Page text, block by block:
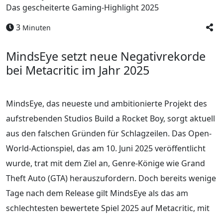
3 Minuten
MindsEye setzt neue Negativrekorde
bei Metacritic im Jahr 2025
MindsEye, das neueste und ambitionierte Projekt des
aufstrebenden Studios Build a Rocket Boy, sorgt aktuell
aus den falschen Gründen für Schlagzeilen. Das Open-
World-Actionspiel, das am 10. Juni 2025 veröffentlicht
wurde, trat mit dem Ziel an, Genre-Könige wie Grand
Theft Auto (GTA) herauszufordern. Doch bereits wenige
Tage nach dem Release gilt MindsEye als das am
schlechtesten bewertete Spiel 2025 auf Metacritic, mit